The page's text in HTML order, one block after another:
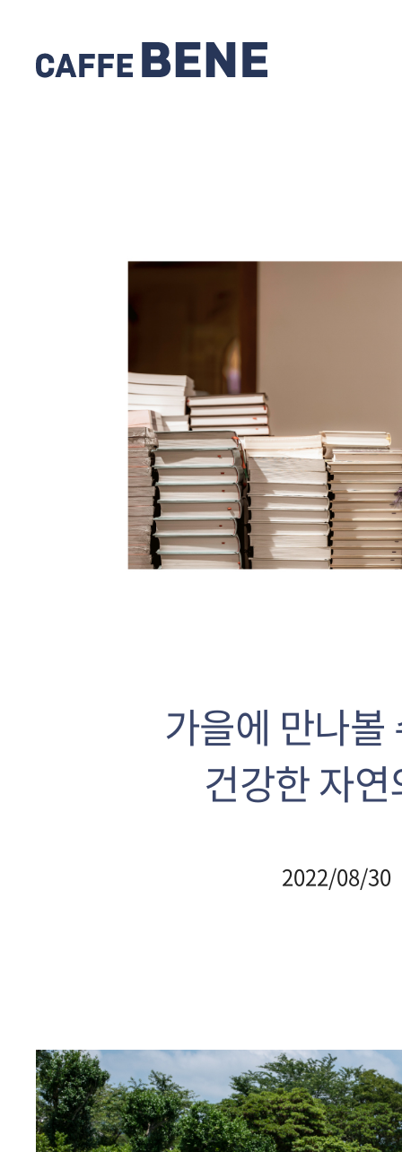
가을에 만나볼
건강한 자
2022/08/30